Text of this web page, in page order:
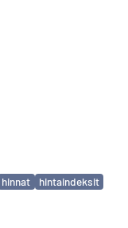
hinnat
hintaindeksit